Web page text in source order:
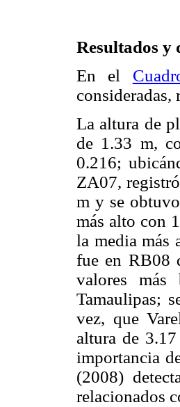
Resultados y
En el
La altura de
de 1.33 m,
0.216;
ZA07,
m y se
más alto con
la media más
fue en RB08
valores más
Tamaulipas;
vez, que
altura de
importancia
(2008)
relacionados